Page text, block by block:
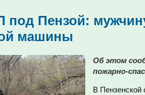
под Пензой:
машины
Об этом
пожарно-
В Пензенской